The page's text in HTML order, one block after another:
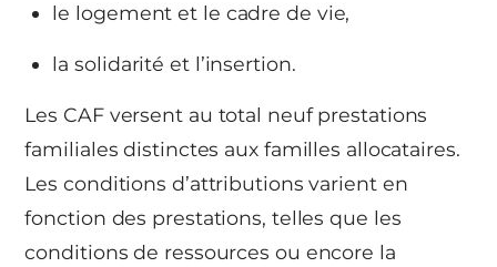
le logement et le cadre de vie,
la solidarité et l’insertion.
Les CAF versent au total neuf prestations
familiales distinctes aux familles allocataires.
Les conditions d’attributions varient en
fonction des prestations, telles que les
conditions de ressources ou encore la